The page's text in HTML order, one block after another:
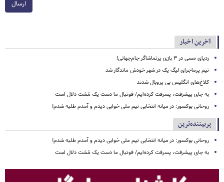
ارسال
آخرین اخبار
ردپای مسی در ۳ بازی پرتماشاگر جام‌جهانی!
تیم پرماجرای لیگ یک در شهر خودش ماندگار شد
کلاغ‌های انگلیس بی پروبال شدند
به جای پیشرفت، پسرفت کرده‌ایم/ فوتبال ما دست یک مُشت دلال است
روحانی بوکسور: در میانه انتخابی تیم ملی خوابی دیدم و آمدم طلبه شدم!
پربیننده‌ترین
روحانی بوکسور: در میانه انتخابی تیم ملی خوابی دیدم و آمدم طلبه شدم!
به جای پیشرفت، پسرفت کرده‌ایم/ فوتبال ما دست یک مُشت دلال است